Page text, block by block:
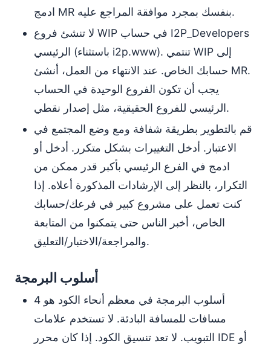
ادمج MR بنفسك بمجرد موافقة المراجع عليه.
لا تنشئ فروع WIP في حساب I2P_Developers
الرئيسي (باستثناء i2p.www). تنتمي WIP إلى
حسابك الخاص. عند الانتهاء من العمل، أنشئ MR.
يجب أن تكون الفروع الوحيدة في الحساب
الرئيسي للفروع الحقيقية، مثل إصدار نقطي.
قم بالتطوير بطريقة شفافة ومع وضع المجتمع في
الاعتبار. أدخل التغييرات بشكل متكرر. أدخل أو
ادمج في الفرع الرئيسي بأكبر قدر ممكن من
التكرار، بالنظر إلى الإرشادات المذكورة أعلاه. إذا
كنت تعمل على مشروع كبير في فرعك/حسابك
الخاص، أخبر الناس حتى يتمكنوا من المتابعة
والمراجعة/الاختبار/التعليق.
أسلوب البرمجة
أسلوب البرمجة في معظم أنحاء الكود هو 4
مسافات للمسافة البادئة. لا تستخدم علامات
التبويب. لا تعد تنسيق الكود. إذا كان محرر IDE أو